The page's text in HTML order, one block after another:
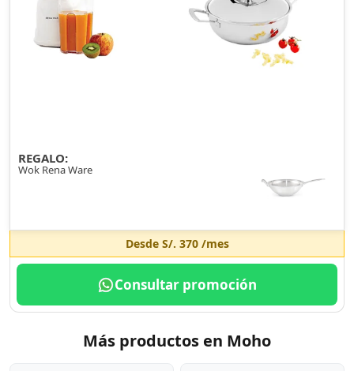
REGALO:
Wok Rena Ware
Desde S/. 370/mes
Consultar promoción
Más productos en Moho